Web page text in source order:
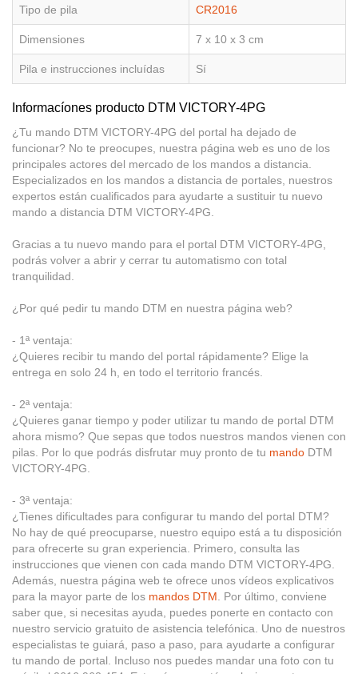
Tipo de pila CR2016
Dimensiones 7 x 10 x 3 cm
Pila e instrucciones incluídas Sí
Informacíones producto DTM VICTORY-4PG
¿Tu mando DTM VICTORY-4PG del portal ha dejado de
funcionar? No te preocupes, nuestra página web es uno de los
principales actores del mercado de los mandos a distancia.
Especializados en los mandos a distancia de portales, nuestros
expertos están cualificados para ayudarte a sustituir tu nuevo
mando a distancia DTM VICTORY-4PG.
Gracias a tu nuevo mando para el portal DTM VICTORY-4PG,
podrás volver a abrir y cerrar tu automatismo con total
tranquilidad.
¿Por qué pedir tu mando DTM en nuestra página web?
- 1ª ventaja:
¿Quieres recibir tu mando del portal rápidamente? Elige la
entrega en solo 24 h, en todo el territorio francés.
- 2ª ventaja:
¿Quieres ganar tiempo y poder utilizar tu mando de portal DTM
ahora mismo? Que sepas que todos nuestros mandos vienen con
pilas. Por lo que podrás disfrutar muy pronto de tu mando DTM
VICTORY-4PG.
- 3ª ventaja:
¿Tienes dificultades para configurar tu mando del portal DTM?
No hay de qué preocuparse, nuestro equipo está a tu disposición
para ofrecerte su gran experiencia. Primero, consulta las
instrucciones que vienen con cada mando DTM VICTORY-4PG.
Además, nuestra página web te ofrece unos vídeos explicativos
para la mayor parte de los mandos DTM. Por último, conviene
saber que, si necesitas ayuda, puedes ponerte en contacto con
nuestro servicio gratuito de asistencia telefónica. Uno de nuestros
especialistas te guiará, paso a paso, para ayudarte a configurar
tu mando de portal. Incluso nos puedes mandar una foto con tu